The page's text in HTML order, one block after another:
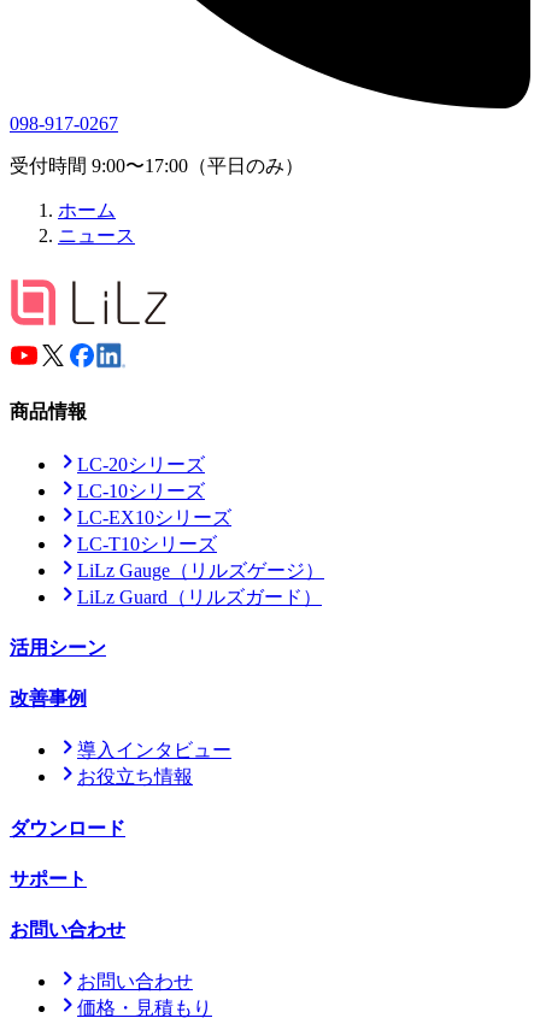
098-917-0267
受付時間 9:00〜17:00（平日のみ）
ホーム
ニュース
商品情報
LC-20シリーズ
LC-10シリーズ
LC-EX10シリーズ
LC-T10シリーズ
LiLz Gauge （リルズゲージ）
LiLz Guard （リルズガード）
活用シーン
改善事例
導入インタビュー
お役立ち情報
ダウンロード
サポート
お問い合わせ
お問い合わせ
価格・見積もり